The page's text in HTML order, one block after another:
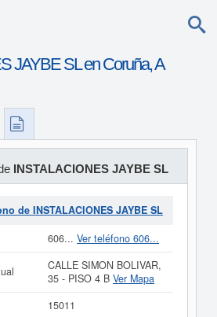
JAYBE SL en Coruña, A
INSTALACIONES JAYBE SL
de INSTALACIONES JAYBE SL
606... Ver teléfono 606...
CALLE SIMON BOLIVAR,
35 - PISO 4 B Ver Mapa
15011